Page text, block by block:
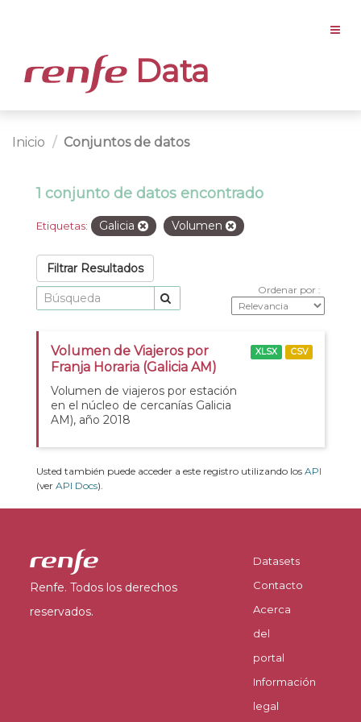
Data
Inicio Conjuntos de datos
1 conjunto de datos encontrado
Etiquetas: Galicia Volumen
Filtrar Resultados
Ordenar por
Volumen de Viajeros por
Franja Horaria (Galicia AM)
Volumen de viajeros por estación
en el núcleo de cercanías Galicia
AM), año 2018
XLSX CSV
Usted también puede acceder a este registro utilizando los API
(ver API Docs).
Renfe. Todos los derechos
reservados.
Datasets
Contacto
Acerca
del
portal
Información
legal